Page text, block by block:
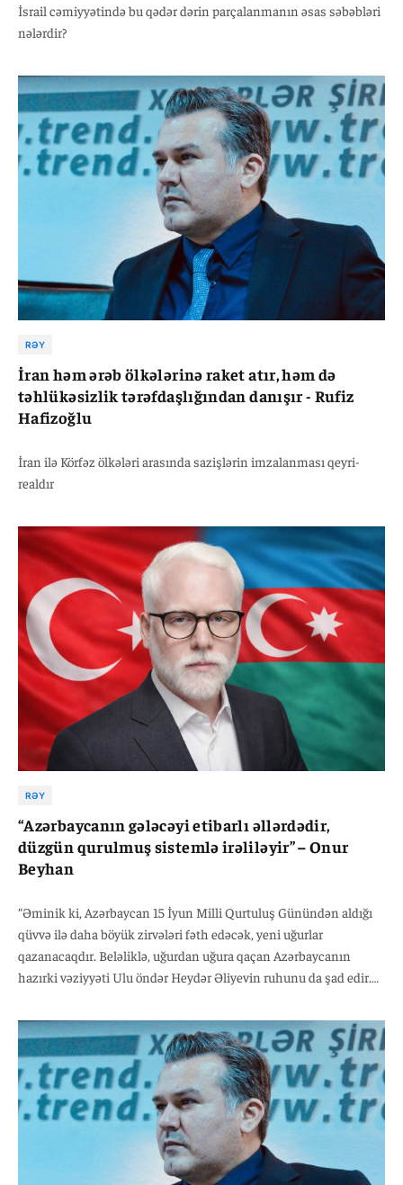
İsrail cəmiyyətində bu qədər dərin parçalanmanın əsas səbəbləri
nələrdir?
RƏY
İran həm ərəb ölkələrinə raket atır, həm də
təhlükəsizlik tərəfdaşlığından danışır - Rufiz
Hafizoğlu
İran ilə Körfəz ölkələri arasında sazişlərin imzalanması qeyri-
realdır
RƏY
“Azərbaycanın gələcəyi etibarlı əllərdədir,
düzgün qurulmuş sistemlə irəliləyir” – Onur
Beyhan
“Əminik ki, Azərbaycan 15 İyun Milli Qurtuluş Günündən aldığı
qüvvə ilə daha böyük zirvələri fəth edəcək, yeni uğurlar
qazanacaqdır. Beləliklə, uğurdan uğura qaçan Azərbaycanın
hazırki vəziyyəti Ulu öndər Heydər Əliyevin ruhunu da şad edir.
edilmiş nailiyyətin əhəmiyyətini hamımız dərk edirik. Əlbəttə ki,
bu asan başa gəlməyib; çətinliklərə sinə gərərək bu günlərə
gəlinib. O çətin günlərdə iradə nümayiş etdirən, başda
Azərbaycanın ümumilli lideri Heydər Əliyev olmaqla bütün
qəhrəman vətən övladlarını hörmətlə yad edərək; "bayramın
mübarək olsun, Azərbaycanım"- deyirəm“.